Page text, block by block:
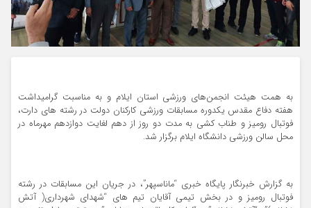
به همت هیئت انجمن‌های ورزشی استان ایلام و به مناسبت گرامیداشت
هفته دفاع مقدس یکدوره مسابقات ورزشی کارکنان دولت در رشته های دارت،
فوتبال رومیز و طناب کشی به مدت دو روز از دهم لغایت دوازدهم مهرماه در
محل سالن ورزشی دانشگاه ایلام برگزار شد.
به‌ گزارش خبرنگار پایگاه خبری‌ “ماناسپهر”، در جریان این مسابقات در رشته
فوتبال رومیز و در بخش تیمی آقایان تیم های “شهدای شهرداری( آتش